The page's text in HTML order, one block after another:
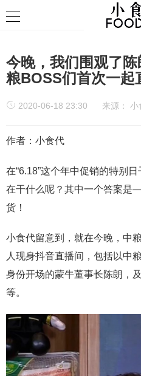
今晚，我们围观了
粮BOSS们首次一起
2020-06-18 23:30 来源： 小
作者：小食代
在“6.18”这个年中促销的特别
在干什么呢？其中一个答案
货！
小食代留意到，就在今晚，中
人现身抖音直播间，包括以中
身份开场的蒙牛董事长陈朗，
等。